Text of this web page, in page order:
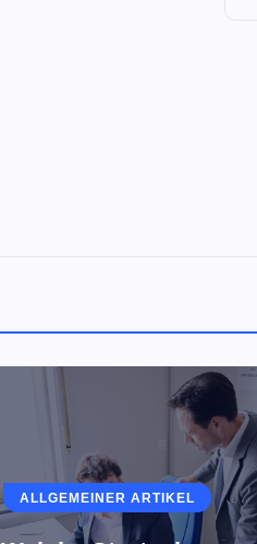
ALLGEMEINER ARTIKEL